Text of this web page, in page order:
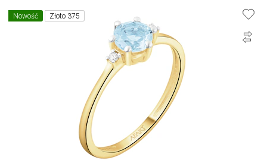
Nowość Złoto 375